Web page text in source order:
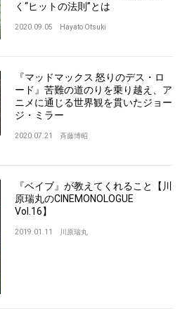
く“ヒットの法則”とは
2020.09.05 Hayato Otsuki
『マッドマックス 怒りのデス・ロ
ード』苦難の道のりを乗り越え、ア
ニメに通じる世界観を貫いたジョー
ジ・ミラー
2020.07.21 斉藤博昭
『ベイブ』が教えてくれること【川
原瑞丸のCINEMONOLOGUE
Vol.16】
2019.01.11 川原瑞丸